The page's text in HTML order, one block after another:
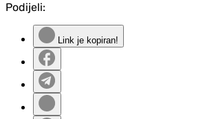
Podijeli:
Link je kopiran!